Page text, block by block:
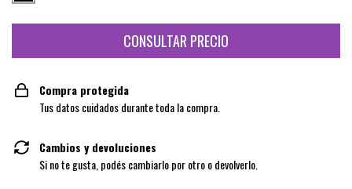
Compra protegida
Tus datos cuidados durante toda la compra.
Cambios y devoluciones
Si no te gusta, podés cambiarlo por otro o devolverlo.